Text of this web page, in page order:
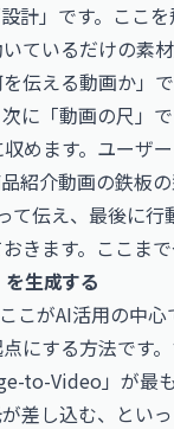
計」です。ここ
ているだけの素材
伝える動画か」
に「動画の尺」
収めます。ユーザ
紹介動画の鉄板
伝え、最後に
きます。ここま
生成する
こがAI活用の中心
にする方法です
to-Video」が最
差し込む、とい